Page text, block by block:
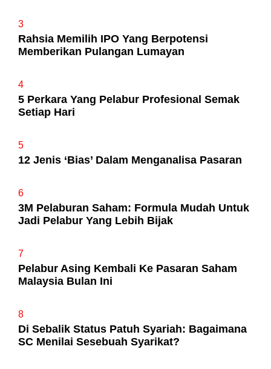
3
Rahsia Memilih IPO Yang Berpotensi
Memberikan Pulangan Lumayan
4
5 Perkara Yang Pelabur Profesional Semak
Setiap Hari
5
12 Jenis ‘Bias’ Dalam Menganalisa Pasaran
6
3M Pelaburan Saham: Formula Mudah Untuk
Jadi Pelabur Yang Lebih Bijak
7
Pelabur Asing Kembali Ke Pasaran Saham
Malaysia Bulan Ini
8
Di Sebalik Status Patuh Syariah: Bagaimana
SC Menilai Sesebuah Syarikat?